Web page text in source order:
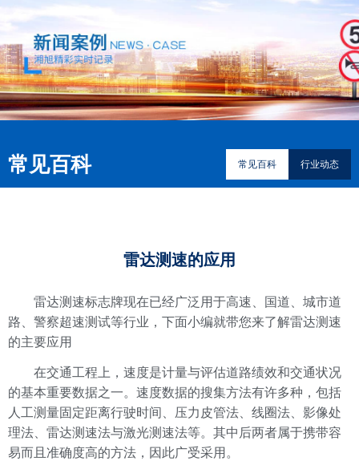
常见百科 常见百科 行业动态
雷达测速的应用
雷达测速标志牌现在已经广泛用于高速、国道、城市道
路、警察超速测试等行业，下面小编就带您来了解雷达测速
的主要应用
在交通工程上，速度是计量与评估道路绩效和交通状况
的基本重要数据之一。速度数据的搜集方法有许多种，包括
人工测量固定距离行驶时间、压力皮管法、线圈法、影像处
理法、雷达测速法与激光测速法等。其中后两者属于携带容
易而且准确度高的方法，因此广受采用。